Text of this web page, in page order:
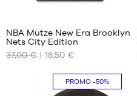
UNSERE
VERFÜGBAREN
Einheitsgröße
NBA Mütze New Era Brooklyn
Nets City Edition
37,00 €
18,50 €
PROMO-50%